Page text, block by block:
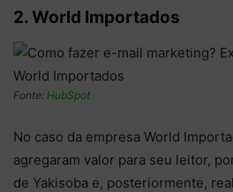
2. World Importados
Fonte: HubSpot
No caso da empresa World
agregaram valor para seu leitor,
de Yakisoba e, posteriormente,